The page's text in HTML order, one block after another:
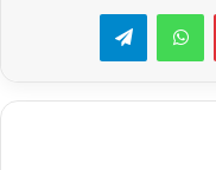
بينتيريستواتساب تيلقرام